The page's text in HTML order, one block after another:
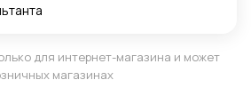
для интернет-магазина и может
магазинах